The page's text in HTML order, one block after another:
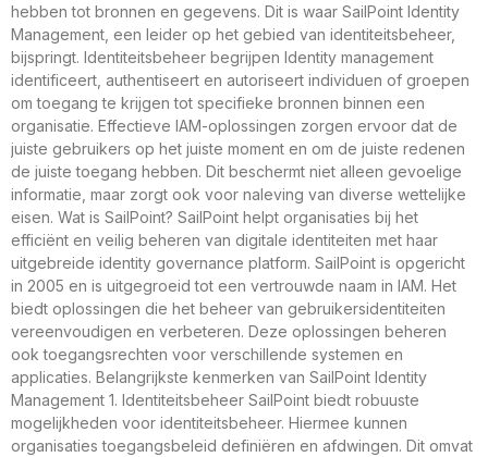
hebben tot bronnen en gegevens. Dit is waar SailPoint Identity
Management, een leider op het gebied van identiteitsbeheer,
bijspringt. Identiteitsbeheer begrijpen Identity management
identificeert, authentiseert en autoriseert individuen of groepen
om toegang te krijgen tot specifieke bronnen binnen een
organisatie. Effectieve IAM-oplossingen zorgen ervoor dat de
juiste gebruikers op het juiste moment en om de juiste redenen
de juiste toegang hebben. Dit beschermt niet alleen gevoelige
informatie, maar zorgt ook voor naleving van diverse wettelijke
eisen. Wat is SailPoint? SailPoint helpt organisaties bij het
efficiënt en veilig beheren van digitale identiteiten met haar
uitgebreide identity governance platform. SailPoint is opgericht
in 2005 en is uitgegroeid tot een vertrouwde naam in IAM. Het
biedt oplossingen die het beheer van gebruikersidentiteiten
vereenvoudigen en verbeteren. Deze oplossingen beheren
ook toegangsrechten voor verschillende systemen en
applicaties. Belangrijkste kenmerken van SailPoint Identity
Management 1. Identiteitsbeheer SailPoint biedt robuuste
mogelijkheden voor identiteitsbeheer. Hiermee kunnen
organisaties toegangsbeleid definiëren en afdwingen. Dit omvat